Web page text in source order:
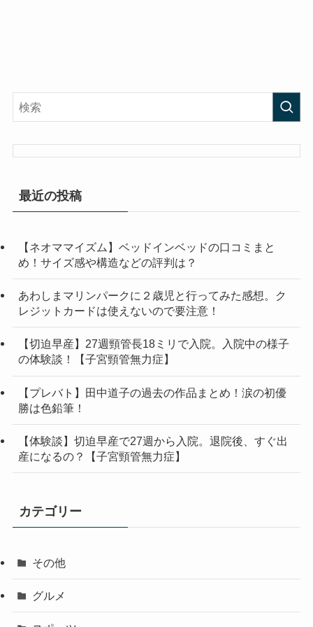
最近の投稿
【ネオママイズム】ベッドインベッドの口コミまと
め！サイズ感や構造などの評判は？
あわしまマリンパークに２歳児と行ってみた感想。ク
レジットカードは使えないので要注意！
【切迫早産】27週頸管長18ミリで入院。入院中の様子
の体験談！【子宮頸管無力症】
【プレバト】田中道子の過去の作品まとめ！涙の初優
勝は色鉛筆！
【体験談】切迫早産で27週から入院。退院後、すぐ出
産になるの？【子宮頸管無力症】
カテゴリー
その他
グルメ